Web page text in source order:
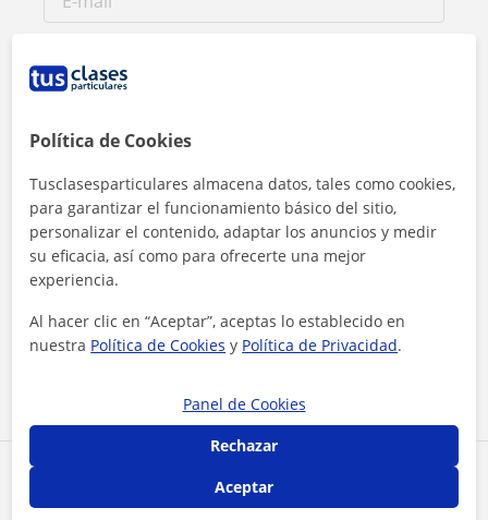
Comparte a este profesor
Política de Cookies
Tusclasesparticulares almacena datos, tales como cookies,
para garantizar el funcionamiento básico del sitio,
personalizar el contenido, adaptar los anuncios y medir
su eficacia, así como para ofrecerte una mejor
experiencia.
Al hacer clic en “Aceptar”, aceptas lo establecido en
nuestra Política de Cookies y Política de Privacidad.
Panel de Cookies
Rechazar
Aceptar